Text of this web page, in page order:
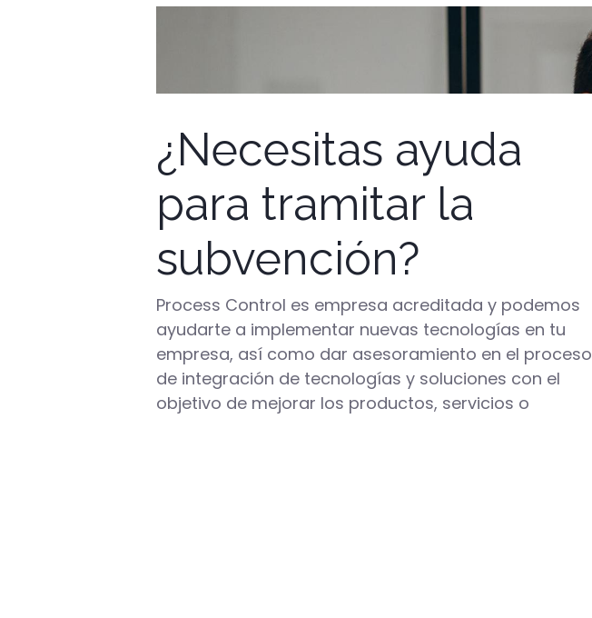
¿Necesitas ayuda
para tramitar la
subvención?
Process Control es empresa acreditada y podemos
ayudarte a implementar nuevas tecnologías en tu
empresa, así como dar asesoramiento en el proceso
de integración de tecnologías y soluciones con el
objetivo de mejorar los productos, servicios o